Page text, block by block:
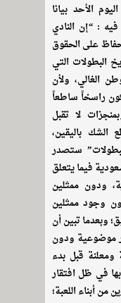
الأحد بيانا
: “إن النادي
على الحقوق
البطولات التي
الغالي، ولأن
راسخاً ساطعاً
لا تقبل
الشك باليقين،
ستصدر
فيما يتعلق
ودون ممثلين
وجود ممثلين
وبعدما تبين أن
موضوعية ودون
قبل بدء
في ظل افتقار
أبناء اللعبة؛